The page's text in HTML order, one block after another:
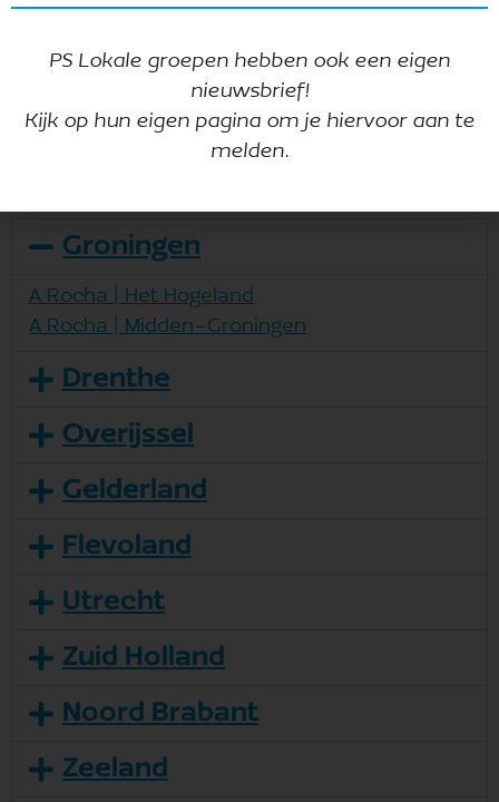
Groningen
A Rocha | Het Hogeland
A Rocha | Midden-Groningen
Drenthe
Overijssel
Gelderland
Flevoland
Utrecht
Zuid Holland
Noord Brabant
Zeeland
PS Lokale groepen hebben ook een eigen
nieuwsbrief!
Kijk op hun eigen pagina om je hiervoor aan te
melden.